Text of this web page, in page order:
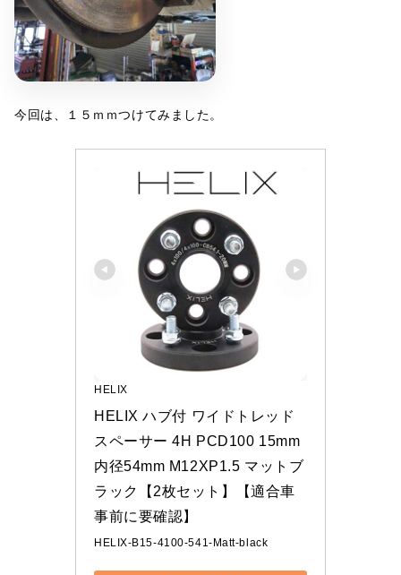
今回は、１５ｍｍつけてみました。
HELIX
HELIX ハブ付 ワイドトレッド
スペーサー 4H PCD100 15mm
内径54mm M12XP1.5 マットブ
ラック【2枚セット】【適合車
事前に要確認】
HELIX-B15-4100-541-Matt-black